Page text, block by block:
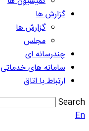
گزارش ها
گزارش ها
مجلس
چندرسانه ای
سامانه های خدماتی
ارتباط با اتاق
Search
En